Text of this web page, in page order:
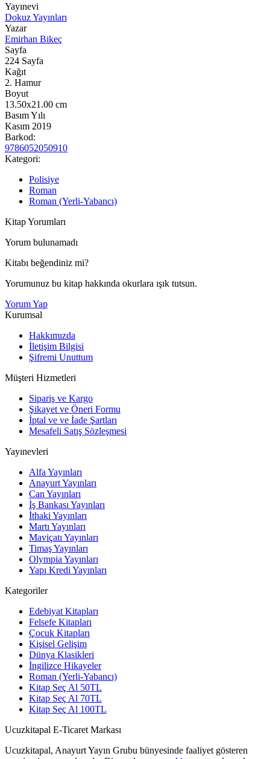
Yayınevi
Dokuz Yayınları
Yazar
Emirhan Bikeç
Sayfa
224 Sayfa
Kağıt
2. Hamur
Boyut
13.50x21.00 cm
Basım Yılı
Kasım 2019
Barkod:
9786052050910
Kategori:
Polisiye
Roman
Roman (Yerli-Yabancı)
Kitap Yorumları
Yorum bulunamadı
Kitabı beğendiniz mi?
Yorumunuz bu kitap hakkında okurlara ışık tutsun.
Yorum Yap
Kurumsal
Hakkımızda
İletişim Bilgisi
Şifremi Unuttum
Müşteri Hizmetleri
Sipariş ve Kargo
Şikayet ve Öneri Formu
İptal ve ve İade Şartları
Mesafeli Satış Sözleşmesi
Yayınevleri
Alfa Yayınları
Anayurt Yayınları
Can Yayınları
İş Bankası Yayınları
İthaki Yayınları
Martı Yayınları
Maviçatı Yayınları
Timaş Yayınları
Olympia Yayınları
Yapı Kredi Yayınları
Kategoriler
Edebiyat Kitapları
Felsefe Kitapları
Çocuk Kitapları
Kişisel Gelişim
Dünya Klasikleri
İngilizce Hikayeler
Roman (Yerli-Yabancı)
Kitap Seç Al 50TL
Kitap Seç Al 70TL
Kitap Seç Al 100TL
Ucuzkitapal E-Ticaret Markası
Ucuzkitapal, Anayurt Yayın Grubu bünyesinde faaliyet gösteren